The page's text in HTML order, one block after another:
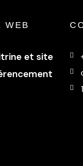
WEB
et site